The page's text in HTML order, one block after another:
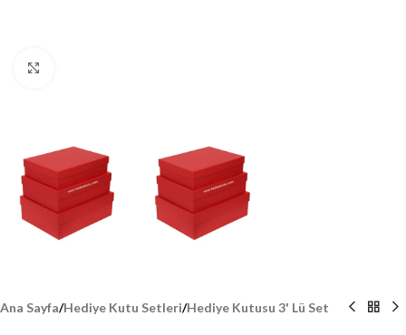
Ana Sayfa/Hediye Kutu Setleri/Hediye Kutusu 3' Lü Set